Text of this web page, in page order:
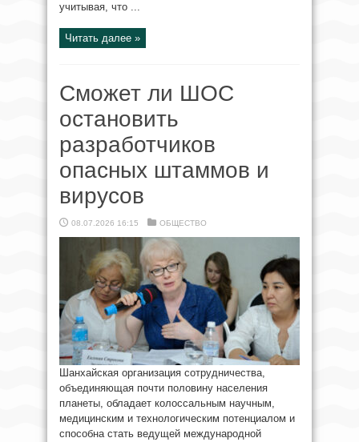
учитывая, что ...
Читать далее »
Сможет ли ШОС
остановить
разработчиков
опасных штаммов и
вирусов
08.07.2026 16:15 ОБЩЕСТВО
Шанхайская организация сотрудничества,
объединяющая почти половину населения
планеты, обладает колоссальным научным,
медицинским и технологическим потенциалом и
способна стать ведущей международной